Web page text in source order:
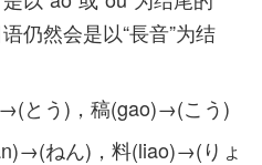
仍然会是以“長音”为结
とう)，稿(gao)→(こう)
ねん)，料(liao)→(りょ